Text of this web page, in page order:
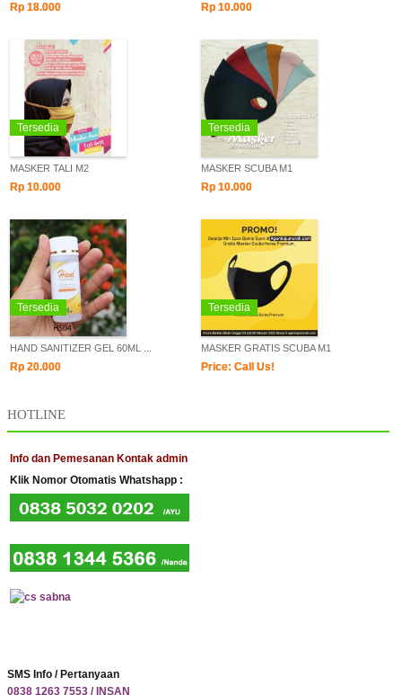
Rp 18.000 Rp 10.000
MASKER TALI M2
Rp 10.000
Tersedia
MASKER SCUBA M1
Rp 10.000
Tersedia
HAND SANITIZER GEL 60ML ...
Rp 20.000
Tersedia
MASKER GRATIS SCUBA M1
Price: Call Us!
Tersedia
HOTLINE
Info dan Pemesanan Kontak admin
Klik Nomor Otomatis Whatshapp :
SMS Info / Pertanyaan
0838 1263 7553 / INSAN